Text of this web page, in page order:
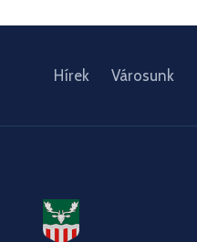
Hírek Városunk